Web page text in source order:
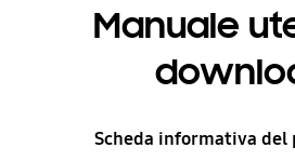
Manuale
Scheda informativa del